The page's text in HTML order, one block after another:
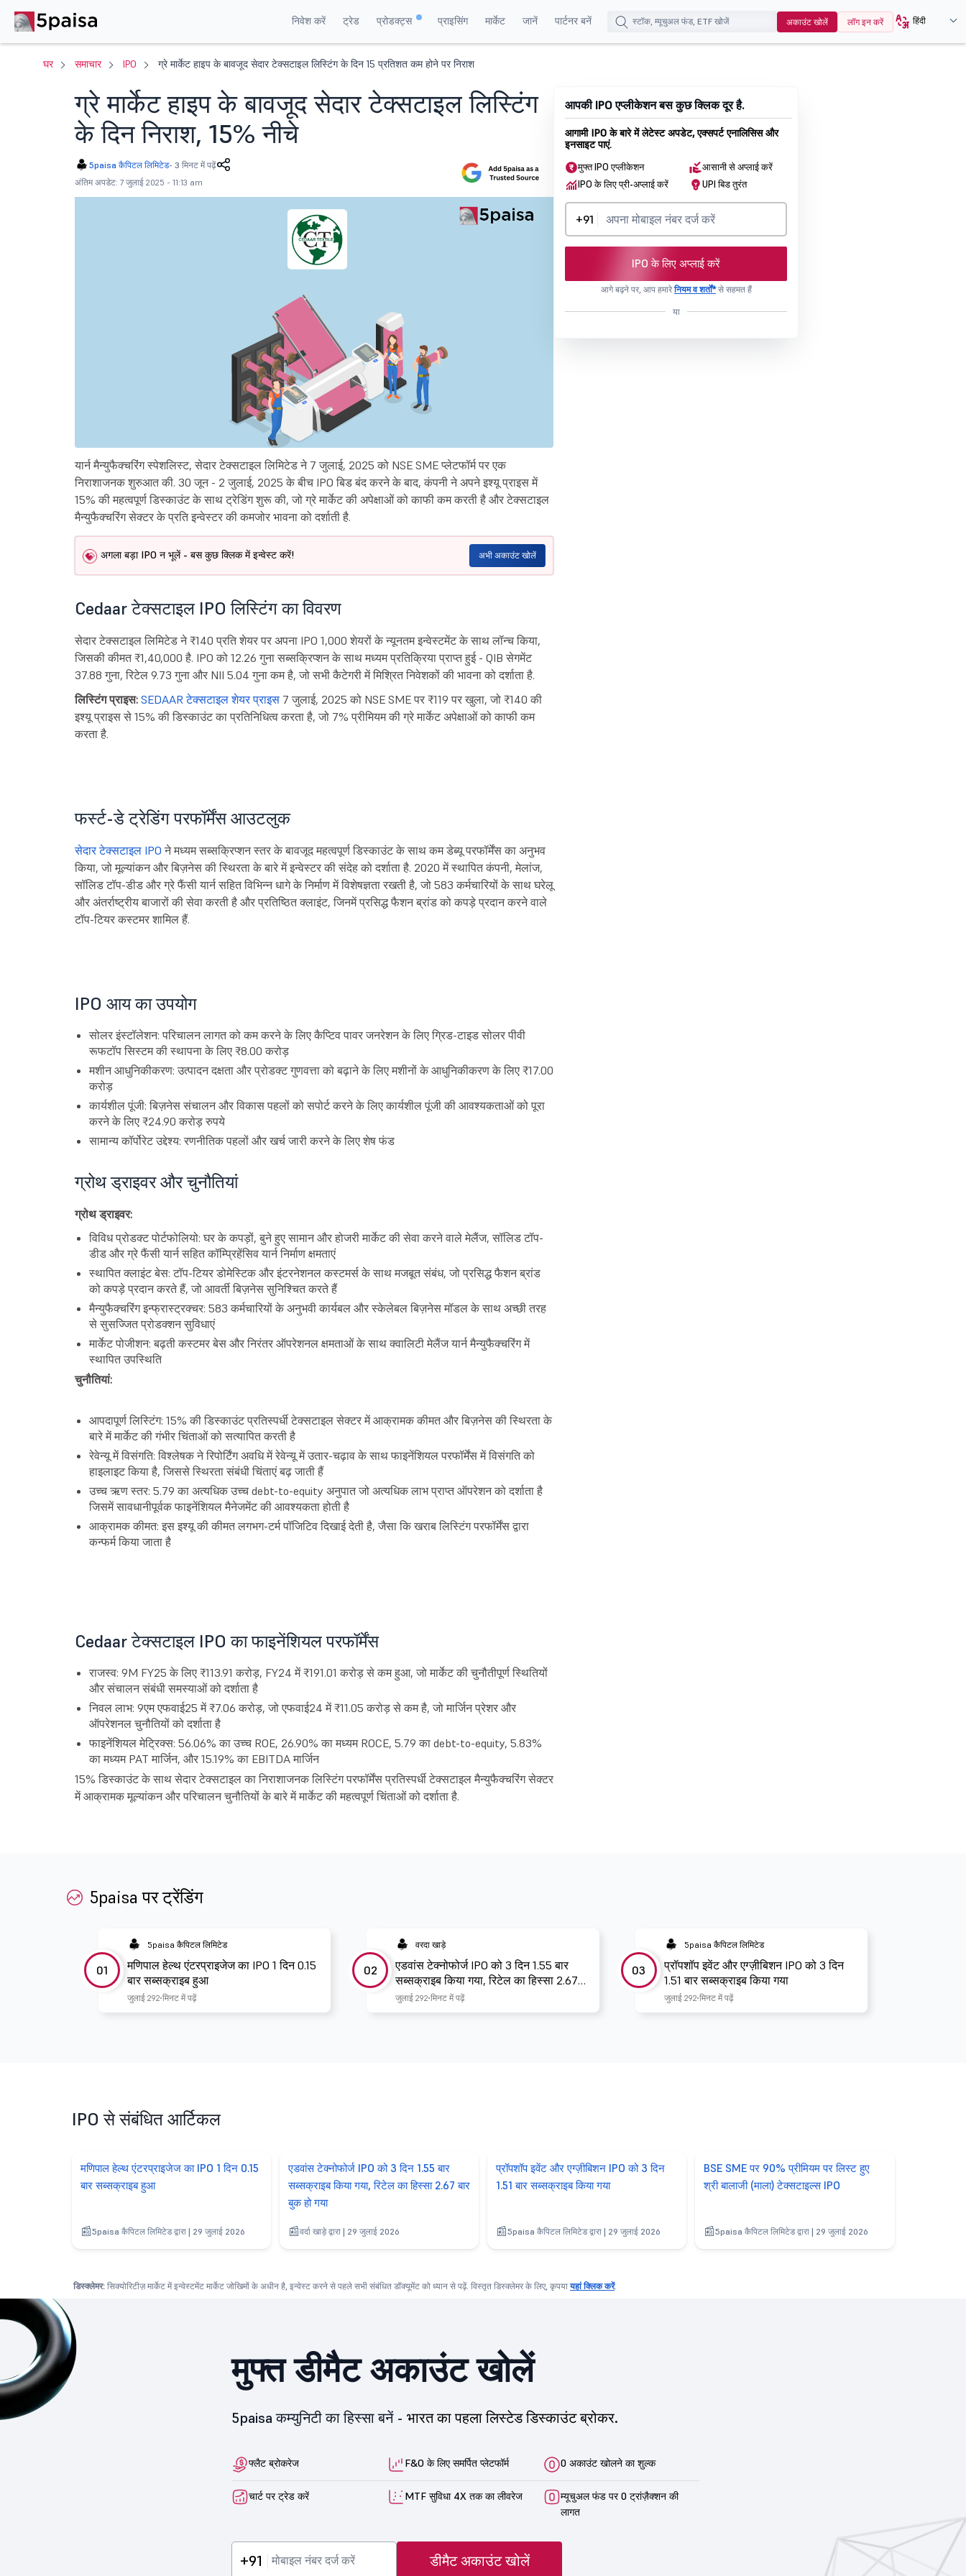
निवेश करें ट्रेड प्रोडक्ट्स प्राइसिंग मार्केट जानें पार्टनर बनें अकाउंट खोलें लॉग इन करें हिंदी
घर समाचार IPO ग्रे मार्केट हाइप के बावजूद सेदार टेक्सटाइल लिस्टिंग के दिन 15 प्रतिशत कम होने पर निराश
ग्रे मार्केट हाइप के बावजूद सेदार टेक्सटाइल लिस्टिंग
के दिन निराश, 15% नीचे
5paisa कैपिटल लिमिटेड- 3 मिनट में पढ़ें
अंतिम अपडेट: 7 जुलाई 2025 - 11:13 am
यार्न मैन्युफैक्चरिंग स्पेशलिस्ट, सेदार टेक्सटाइल लिमिटेड ने 7 जुलाई, 2025 को NSE SME प्लेटफॉर्म पर एक
निराशाजनक शुरुआत की. 30 जून - 2 जुलाई, 2025 के बीच IPO बिड बंद करने के बाद, कंपनी ने अपने इश्यू प्राइस में
15% की महत्वपूर्ण डिस्काउंट के साथ ट्रेडिंग शुरू की, जो ग्रे मार्केट की अपेक्षाओं को काफी कम करती है और टेक्सटाइल
मैन्युफैक्चरिंग सेक्टर के प्रति इन्वेस्टर की कमजोर भावना को दर्शाती है.
अगला बड़ा IPO न भूलें - बस कुछ क्लिक में इन्वेस्ट करें! अभी अकाउंट खोलें
Cedaar टेक्सटाइल IPO लिस्टिंग का विवरण
सेदार टेक्सटाइल लिमिटेड ने ₹140 प्रति शेयर पर अपना IPO 1,000 शेयरों के न्यूनतम इन्वेस्टमेंट के साथ लॉन्च किया,
जिसकी कीमत ₹1,40,000 है. IPO को 12.26 गुना सब्सक्रिप्शन के साथ मध्यम प्रतिक्रिया प्राप्त हुई - QIB सेगमेंट
37.88 गुना, रिटेल 9.73 गुना और NII 5.04 गुना कम है, जो सभी कैटेगरी में मिश्रित निवेशकों की भावना को दर्शाता है.
लिस्टिंग प्राइस: SEDAAR टेक्सटाइल शेयर प्राइस7 जुलाई, 2025 को NSE SME पर ₹119 पर खुला, जो ₹140 की
इश्यू प्राइस से 15% की डिस्काउंट का प्रतिनिधित्व करता है, जो 7% प्रीमियम की ग्रे मार्केट अपेक्षाओं को काफी कम
करता है.
फर्स्ट-डे ट्रेडिंग परफॉर्मेंस आउटलुक
सेदार टेक्सटाइल IPO ने मध्यम सब्सक्रिप्शन स्तर के बावजूद महत्वपूर्ण डिस्काउंट के साथ कम डेब्यू परफॉर्मेंस का अनुभव
किया, जो मूल्यांकन और बिज़नेस की स्थिरता के बारे में इन्वेस्टर की संदेह को दर्शाता है. 2020 में स्थापित कंपनी, मेलांज,
सॉलिड टॉप-डीड और ग्रे फैंसी यार्न सहित विभिन्न धागे के निर्माण में विशेषज्ञता रखती है, जो 583 कर्मचारियों के साथ घरेलू
और अंतर्राष्ट्रीय बाजारों की सेवा करती है और प्रतिष्ठित क्लाइंट, जिनमें प्रसिद्ध फैशन ब्रांड को कपड़े प्रदान करने वाले
टॉप-टियर कस्टमर शामिल हैं.
IPO आय का उपयोग
सोलर इंस्टॉलेशन: परिचालन लागत को कम करने के लिए कैप्टिव पावर जनरेशन के लिए ग्रिड-टाइड सोलर पीवी
रूफटॉप सिस्टम की स्थापना के लिए ₹8.00 करोड़
मशीन आधुनिकीकरण: उत्पादन दक्षता और प्रोडक्ट गुणवत्ता को बढ़ाने के लिए मशीनों के आधुनिकीकरण के लिए ₹17.00
करोड़
कार्यशील पूंजी: बिज़नेस संचालन और विकास पहलों को सपोर्ट करने के लिए कार्यशील पूंजी की आवश्यकताओं को पूरा
करने के लिए ₹24.90 करोड़ रुपये
सामान्य कॉर्पोरेट उद्देश्य: रणनीतिक पहलों और खर्च जारी करने के लिए शेष फंड
ग्रोथ ड्राइवर और चुनौतियां
ग्रोथ ड्राइवर:
विविध प्रोडक्ट पोर्टफोलियो: घर के कपड़ों, बुने हुए सामान और होजरी मार्केट की सेवा करने वाले मेलैंज, सॉलिड टॉप-
डीड और ग्रे फैंसी यार्न सहित कॉम्प्रिहेंसिव यार्न निर्माण क्षमताएं
स्थापित क्लाइंट बेस: टॉप-टियर डोमेस्टिक और इंटरनेशनल कस्टमर्स के साथ मजबूत संबंध, जो प्रसिद्ध फैशन ब्रांड
को कपड़े प्रदान करते हैं, जो आवर्ती बिज़नेस सुनिश्चित करते हैं
मैन्युफैक्चरिंग इन्फ्रास्ट्रक्चर: 583 कर्मचारियों के अनुभवी कार्यबल और स्केलेबल बिज़नेस मॉडल के साथ अच्छी तरह
से सुसज्जित प्रोडक्शन सुविधाएं
मार्केट पोजीशन: बढ़ती कस्टमर बेस और निरंतर ऑपरेशनल क्षमताओं के साथ क्वालिटी मेलैंज यार्न मैन्युफैक्चरिंग में
स्थापित उपस्थिति
चुनौतियां:
आपदापूर्ण लिस्टिंग: 15% की डिस्काउंट प्रतिस्पर्धी टेक्सटाइल सेक्टर में आक्रामक कीमत और बिज़नेस की स्थिरता के
बारे में मार्केट की गंभीर चिंताओं को सत्यापित करती है
रेवेन्यू में विसंगति: विश्लेषक ने रिपोर्टिंग अवधि में रेवेन्यू में उतार-चढ़ाव के साथ फाइनेंशियल परफॉर्मेंस में विसंगति को
हाइलाइट किया है, जिससे स्थिरता संबंधी चिंताएं बढ़ जाती हैं
उच्च ऋण स्तर: 5.79 का अत्यधिक उच्च debt-to-equity अनुपात जो अत्यधिक लाभ प्राप्त ऑपरेशन को दर्शाता है
जिसमें सावधानीपूर्वक फाइनेंशियल मैनेजमेंट की आवश्यकता होती है
आक्रामक कीमत: इस इश्यू की कीमत लगभग-टर्म पॉजिटिव दिखाई देती है, जैसा कि खराब लिस्टिंग परफॉर्मेंस द्वारा
कन्फर्म किया जाता है
Cedaar टेक्सटाइल IPO का फाइनेंशियल परफॉर्मेंस
राजस्व: 9M FY25 के लिए ₹113.91 करोड़, FY24 में ₹191.01 करोड़ से कम हुआ, जो मार्केट की चुनौतीपूर्ण स्थितियों
और संचालन संबंधी समस्याओं को दर्शाता है
निवल लाभ: 9एम एफवाई25 में ₹7.06 करोड़, जो एफवाई24 में ₹11.05 करोड़ से कम है, जो मार्जिन प्रेशर और
ऑपरेशनल चुनौतियों को दर्शाता है
फाइनेंशियल मेट्रिक्स: 56.06% का उच्च ROE, 26.90% का मध्यम ROCE, 5.79 का debt-to-equity, 5.83%
का मध्यम PAT मार्जिन, और 15.19% का EBITDA मार्जिन
15% डिस्काउंट के साथ सेदार टेक्सटाइल का निराशाजनक लिस्टिंग परफॉर्मेंस प्रतिस्पर्धी टेक्सटाइल मैन्युफैक्चरिंग सेक्टर
में आक्रामक मूल्यांकन और परिचालन चुनौतियों के बारे में मार्केट की महत्वपूर्ण चिंताओं को दर्शाता है.
आपकी IPO एप्लीकेशन बस कुछ क्लिक दूर है.
आगामी IPO के बारे में लेटेस्ट अपडेट, एक्सपर्ट एनालिसिस और
इनसाइट पाएं.
मुफ्त IPO एप्लीकेशन
आसानी से अप्लाई करें
IPO के लिए प्री-अप्लाई करें
UPI बिड तुरंत
+91
IPO के लिए अप्लाई करें
आगे बढ़ने पर, आप हमारेनियम व शर्तों*से सहमत हैं
या
5paisa पर ट्रेंडिंग
01
5paisa कैपिटल लिमिटेड
मणिपाल हेल्थ एंटरप्राइजेज का IPO 1 दिन 0.15
बार सब्सक्राइब हुआ
जुलाई 292 मिनट में पढ़ें
02
वरदा खाड़े
एडवांस टेक्नोफोर्ज IPO को 3 दिन 1.55 बार
सब्सक्राइब किया गया, रिटेल का हिस्सा 2.67
बार बुक हो गया
जुलाई 292 मिनट में पढ़ें
03
5paisa कैपिटल लिमिटेड
प्रॉपशॉप इवेंट और एग्ज़ीबिशन IPO को 3 दिन
1.51 बार सब्सक्राइब किया गया
जुलाई 292 मिनट में पढ़ें
IPO से संबंधित आर्टिकल
मणिपाल हेल्थ एंटरप्राइजेज का IPO 1 दिन 0.15
बार सब्सक्राइब हुआ
5paisa कैपिटल लिमिटेड द्वारा | 29 जुलाई 2026
एडवांस टेक्नोफोर्ज IPO को 3 दिन 1.55 बार
सब्सक्राइब किया गया, रिटेल का हिस्सा 2.67 बार
बुक हो गया
वर्दा खाड़े द्वारा | 29 जुलाई 2026
प्रॉपशॉप इवेंट और एग्ज़ीबिशन IPO को 3 दिन
1.51 बार सब्सक्राइब किया गया
5paisa कैपिटल लिमिटेड द्वारा | 29 जुलाई 2026
BSE SME पर 90% प्रीमियम पर लिस्ट हुए
श्री बालाजी (माला) टेक्सटाइल्स IPO
5paisa कैपिटल लिमिटेड द्वारा | 29 जुलाई 2026
डिस्क्लेमर: सिक्योरिटीज़ मार्केट में इन्वेस्टमेंट मार्केट जोखिमों के अधीन है, इन्वेस्ट करने से पहले सभी संबंधित डॉक्यूमेंट को ध्यान से पढ़ें. विस्तृत डिस्क्लेमर के लिए, कृपयायहां क्लिक करें.
मुफ्त डीमैट अकाउंट खोलें
5paisa कम्युनिटी का हिस्सा बनें - भारत का पहला लिस्टेड डिस्काउंट ब्रोकर.
फ्लैट ब्रोकरेज F&O के लिए समर्पित प्लेटफॉर्म 0 अकाउंट खोलने का शुल्क
चार्ट पर ट्रेड करें MTF सुविधा 4X तक का लीवरेज
म्यूचुअल फंड पर 0 ट्रांज़ैक्शन की
लागत
+91 डीमैट अकाउंट खोलें